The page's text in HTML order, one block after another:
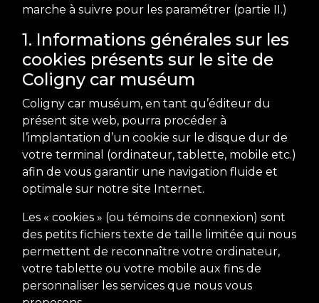
marche à suivre pour les paramétrer (partie II.)
1. Informations générales sur les
cookies présents sur le site de
Coligny car muséum
Coligny car muséum, en tant qu’éditeur du
présent site web, pourra procéder à
l’implantation d’un cookie sur le disque dur de
votre terminal (ordinateur, tablette, mobile etc.)
afin de vous garantir une navigation fluide et
optimale sur notre site Internet.
Les « cookies » (ou témoins de connexion) sont
des petits fichiers texte de taille limitée qui nous
permettent de reconnaître votre ordinateur,
votre tablette ou votre mobile aux fins de
personnaliser les services que nous vous